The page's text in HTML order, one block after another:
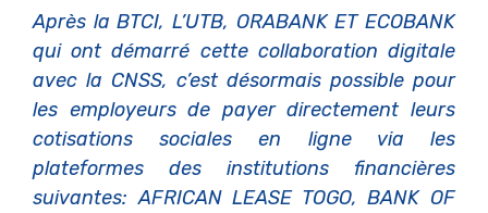
Après la BTCI, L’UTB, ORABANK ET ECOBANK
qui ont démarré cette collaboration digitale
avec la CNSS, c’est désormais possible pour
les employeurs de payer directement leurs
cotisations sociales en ligne via les
plateformes des institutions financières
suivantes: AFRICAN LEASE TOGO, BANK OF